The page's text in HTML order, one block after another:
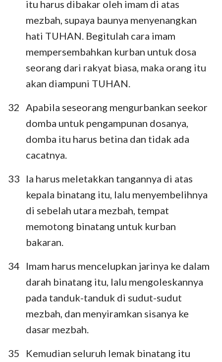
itu harus dibakar oleh imam di atas
mezbah, supaya baunya menyenangkan
hati TUHAN. Begitulah cara imam
mempersembahkan kurban untuk dosa
seorang dari rakyat biasa, maka orang itu
akan diampuni TUHAN.
32
Apabila seseorang mengurbankan seekor
domba untuk pengampunan dosanya,
domba itu harus betina dan tidak ada
cacatnya.
33
Ia harus meletakkan tangannya di atas
kepala binatang itu, lalu menyembelihnya
di sebelah utara mezbah, tempat
memotong binatang untuk kurban
bakaran.
34
Imam harus mencelupkan jarinya ke dalam
darah binatang itu, lalu mengoleskannya
pada tanduk-tanduk di sudut-sudut
mezbah, dan menyiramkan sisanya ke
dasar mezbah.
35
Kemudian seluruh lemak binatang itu